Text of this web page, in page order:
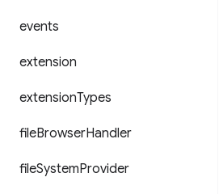
events
extension
extensionTypes
fileBrowserHandler
fileSystemProvider